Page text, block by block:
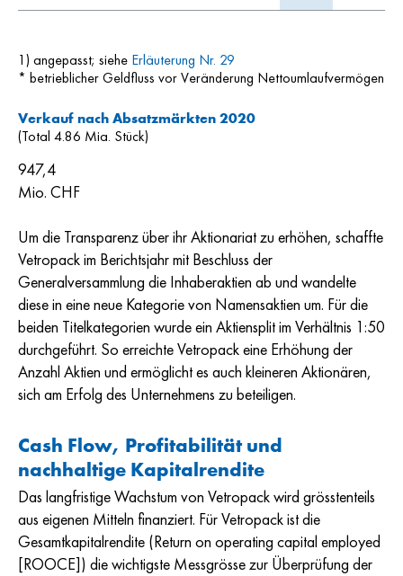
1) angepasst; siehe Erläuterung Nr. 29
* betrieblicher Geldfluss vor Veränderung Nettoumlaufvermögen
Verkauf nach Absatzmärkten 2020
(Total 4.86 Mia. Stück)
947,4
Mio. CHF
Um die Transparenz über ihr Aktionariat zu erhöhen, schaffte
Vetropack im Berichtsjahr mit Beschluss der
Generalversammlung die Inhaberaktien ab und wandelte
diese in eine neue Kategorie von Namensaktien um. Für die
beiden Titelkategorien wurde ein Aktiensplit im Verhältnis 1:50
durchgeführt. So erreichte Vetropack eine Erhöhung der
Anzahl Aktien und ermöglicht es auch kleineren Aktionären,
sich am Erfolg des Unternehmens zu beteiligen.
Cash Flow, Profitabilität und
nachhaltige Kapitalrendite
Das langfristige Wachstum von Vetropack wird grösstenteils
aus eigenen Mitteln finanziert. Für Vetropack ist die
Gesamtkapitalrendite (Return on operating capital employed
[ROOCE]) die wichtigste Messgrösse zur Überprüfung der